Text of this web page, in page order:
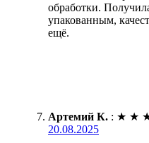
обработки.
упакованным,
ещё.
Артемий К. : ★ ★
20.08.2025